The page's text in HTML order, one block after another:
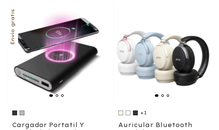
Envío gratis
Cargador Portatil Y
+1
Auricular Bluetooth